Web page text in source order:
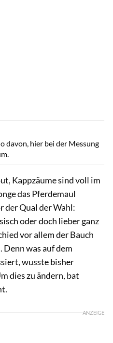
davon, hier bei der Messung
Kappzäume sind voll im
das Pferdemaul
der Qual der Wahl:
oder doch lieber ganz
vor allem der Bauch
was auf dem
wusste bisher
dies zu ändern, bat
ANZEIGE